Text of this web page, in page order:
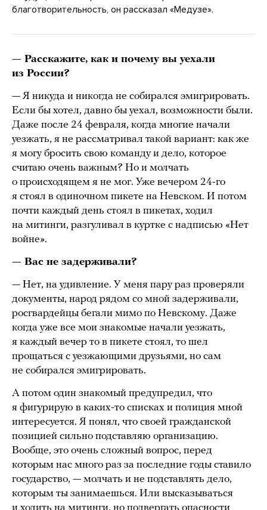
благотворительность, он рассказал «Медузе».
— Расскажите, как и почему вы уехали
из России?
— Я никуда и никогда не собирался эмигрировать.
Если бы хотел, давно бы уехал, возможности были.
Даже после 24 февраля, когда многие начали
уезжать, я не рассматривал такой вариант: как же
я могу бросить свою команду и дело, которое
считаю очень важным? Но и молчать
о происходящем я не мог. Уже вечером 24-го
я стоял в одиночном пикете на Невском. И потом
почти каждый день стоял в пикетах, ходил
на митинги, разгуливал в куртке с надписью «Нет
войне».
— Вас не задерживали?
— Нет, на удивление. У меня пару раз проверяли
документы, народ рядом со мной задерживали,
росгвардейцы бегали мимо по Невскому. Даже
когда уже все мои знакомые начали уезжать,
я каждый вечер то в пикете стоял, то шел
прощаться с уезжающими друзьями, но сам
не собирался эмигрировать.
А потом один знакомый предупредил, что
я фигурирую в каких-то списках и полиция мной
интересуется. Я понял, что своей гражданской
позицией сильно подставляю организацию.
Вообще, это очень сложный вопрос, перед
которым нас много раз за последние годы ставило
государство, — молчать и не подставлять дело,
которым ты занимаешься. Или высказываться